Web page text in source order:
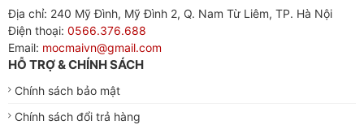
Địa chỉ: 240 Mỹ Đình, Mỹ Đình 2, Q. Nam Từ Liêm, TP. Hà Nội
Điện thoại: 0566.376.688
Email: mocmaivn@gmail.com
HỖ TRỢ & CHÍNH SÁCH
Chính sách bảo mật
Chính sách đổi trả hàng